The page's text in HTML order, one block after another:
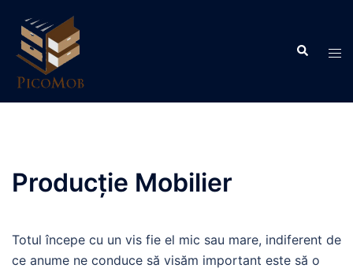
content
Search
Producție Mobilier
Totul începe cu un vis fie el mic sau mare, indiferent de
ce anume ne conduce să visăm important este să o